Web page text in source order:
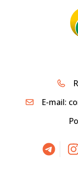
E-mail: